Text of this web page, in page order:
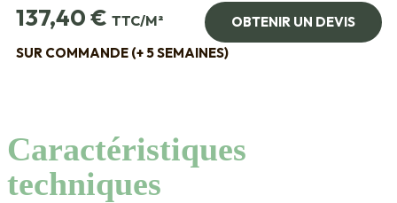
137,40€ TTC/M²
OBTENIR UN DEVIS
SUR COMMANDE (+ 5 SEMAINES)
Caractéristiques
techniques